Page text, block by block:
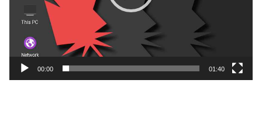
00:00 01:40